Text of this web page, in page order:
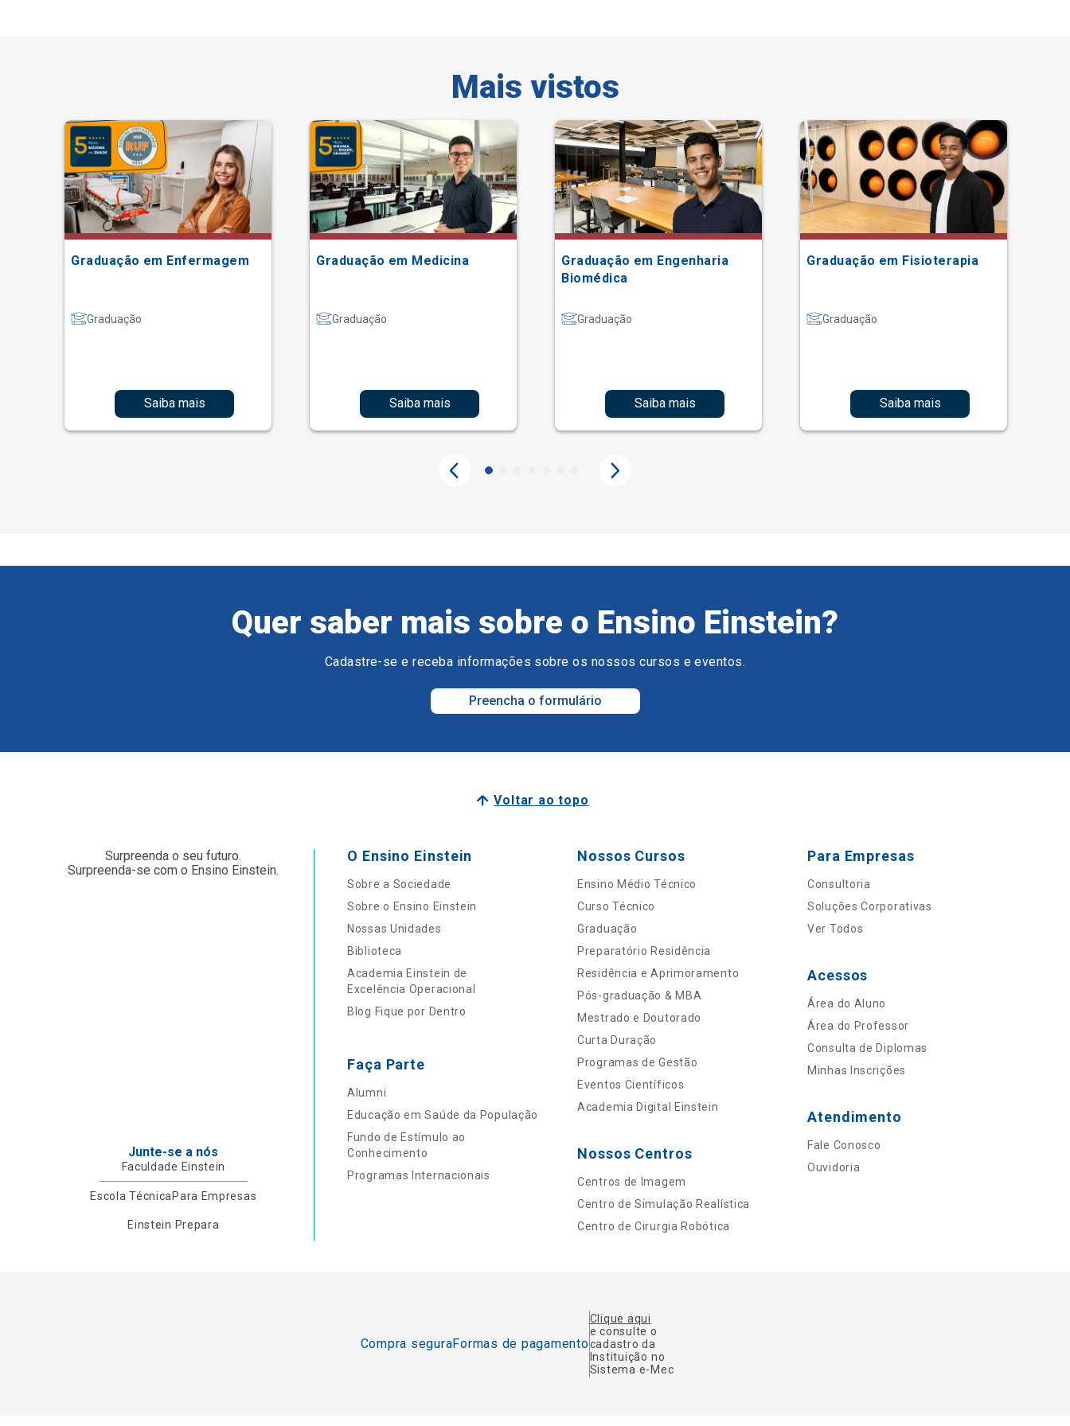
Mais vistos
Graduação em Enfermagem
Graduação
Saiba mais
Graduação em Medicina
Graduação
Saiba mais
Graduação em Engenharia
Biomédica
Graduação
Saiba mais
Graduação em Fisioterapia
Graduação
Saiba mais
Quer saber mais sobre o Ensino Einstein?
Cadastre-se e receba informações sobre os nossos cursos e eventos.
Preencha o formulário
Voltar ao topo
Surpreenda o seu futuro.
Surpreenda-se com o Ensino Einstein.
Junte-se a nós
Faculdade Einstein
Escola Técnica Para Empresas
Einstein Prepara
O Ensino Einstein
Sobre a Sociedade
Sobre o Ensino Einstein
Nossas Unidades
Biblioteca
Academia Einstein de
Excelência Operacional
Blog Fique por Dentro
Faça Parte
Alumni
Educação em Saúde da População
Fundo de Estímulo ao
Conhecimento
Programas Internacionais
Nossos Cursos
Ensino Médio Técnico
Curso Técnico
Graduação
Preparatório Residência
Residência e Aprimoramento
Pós-graduação & MBA
Mestrado e Doutorado
Curta Duração
Programas de Gestão
Eventos Científicos
Academia Digital Einstein
Nossos Centros
Centros de Imagem
Centro de Simulação Realística
Centro de Cirurgia Robótica
Para Empresas
Consultoria
Soluções Corporativas
Ver Todos
Acessos
Área do Aluno
Área do Professor
Consulta de Diplomas
Minhas Inscrições
Atendimento
Fale Conosco
Ouvidoria
Compra seguraFormas de pagamento
Clique aqui
e consulte o
cadastro da
Instituição no
Sistema e-Mec